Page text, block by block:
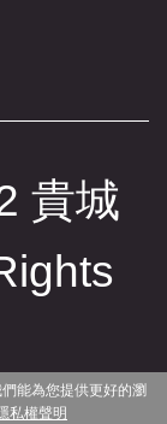
貴城
能為您提供更好的瀏
私權聲明